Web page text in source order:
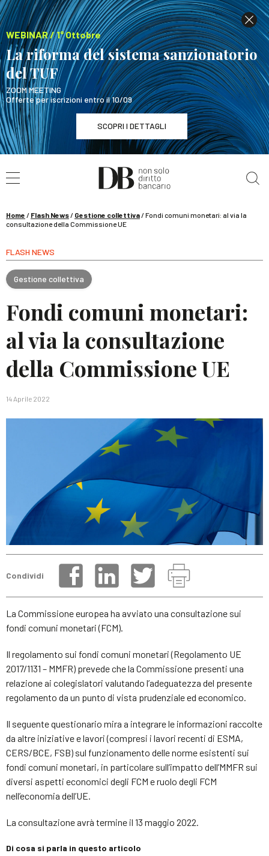
WEBINAR / 1° Ottobre
La riforma del sistema sanzionatorio
del TUF
ZOOM MEETING
Offerte per iscrizioni entro il 10/09
SCOPRI I DETTAGLI
WEBINAR / 1° Ottobre
La riforma del sistema sanzionatorio del TUF
Home / Flash News/ Gestione collettiva/Fondi comuni monetari: al via la
consultazione della Commissione UE
FLASH NEWS
Gestione collettiva
Fondi comuni monetari:
al via la consultazione
della Commissione UE
14 Aprile 2022
Condividi
La Commissione europea ha avviato una consultazione sui
fondi comuni monetari (FCM).
Il regolamento sui fondi comuni monetari (Regolamento UE
2017/1131 – MMFR) prevede che la Commissione presenti una
relazione ai colegislatori valutando l’adeguatezza del presente
regolamento da un punto di vista prudenziale ed economico.
Il seguente questionario mira a integrare le informazioni raccolte
da altre iniziative e lavori (compresi i lavori recenti di ESMA,
CERS/BCE, FSB) sul funzionamento delle norme esistenti sui
fondi comuni monetari, in particolare sull’impatto dell’MMFR sui
diversi aspetti economici degli FCM e ruolo degli FCM
nell’economia dell’UE.
La consultazione avrà termine il 13 maggio 2022.
Di cosa si parla in questo articolo